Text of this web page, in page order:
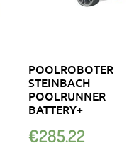
POOLROBOTER
STEINBACH
POOLRUNNER
BATTERY+
BODENREINIGER
SCHWIMMBAD
€285.22